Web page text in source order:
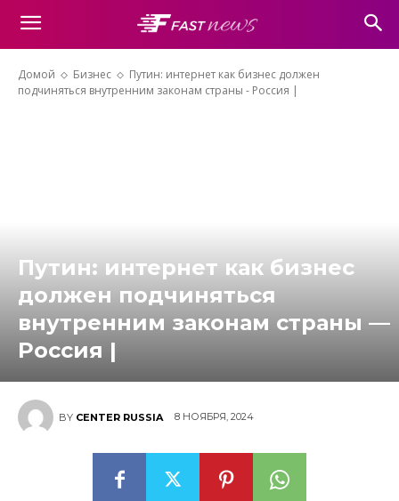
Домой Бизнес
Путин: интернет как бизнес должен
подчиняться внутренним законам страны - Россия |
Путин: интернет как бизнес
должен подчиняться
внутренним законам страны —
Россия |
BY CENTER RUSSIA 8 НОЯБРЯ, 2024